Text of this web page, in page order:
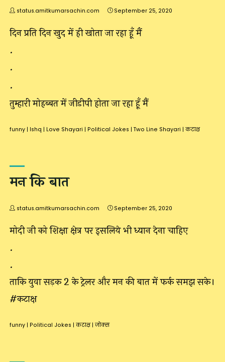
status.amitkumarsachin.com September 25, 2020
दिन प्रति दिन खुद में ही खोता जा रहा हूँ मैं
.
.
.
तुम्हारी मोहब्बत में जीडीपी होता जा रहा हूँ मैं
funny | Ishq | Love Shayari | Political Jokes | Two Line Shayari | कटाक्ष
मन कि बात
status.amitkumarsachin.com September 25, 2020
मोदी जी को शिक्षा क्षेत्र पर इसलिये भी ध्यान देना चाहिए
.
.
ताकि युवा सड़क 2 के ट्रेलर और मन की बात में फर्क समझ सके।
#कटाक्ष
funny Political Jokes कटाक्ष जोक्स